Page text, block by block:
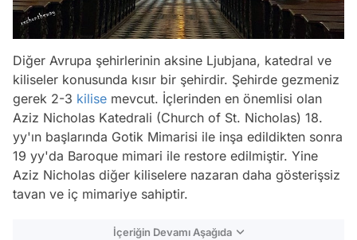
Diğer Avrupa şehirlerinin aksine Ljubjana, katedral ve
kiliseler konusunda kısır bir şehirdir. Şehirde gezmeniz
gerek 2-3 kilise mevcut. İçlerinden en önemlisi olan
Aziz Nicholas Katedrali (Church of St. Nicholas) 18.
yy'ın başlarında Gotik Mimarisi ile inşa edildikten sonra
19 yy'da Baroque mimari ile restore edilmiştir. Yine
Aziz Nicholas diğer kiliselere nazaran daha gösterişsiz
tavan ve iç mimariye sahiptir.
İçeriğin Devamı Aşağıda